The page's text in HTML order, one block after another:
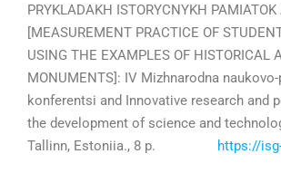
PRYKLADAKH ISTORYCNYKH
[MEASUREMENT PRACTICE OF
USING THE EXAMPLES OF HISTORICAL
MONUMENTS]: IV Mizhnarodna
konferentsi and Innovative research and
the development of science and
Tallinn, Estoniia., 8 р.
https://